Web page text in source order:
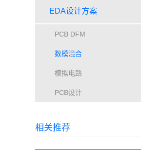
EDA设计方案
PCB DFM
数模混合
模拟电路
PCB设计
相关推荐